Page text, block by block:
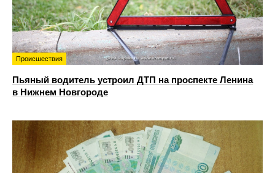
Происшествия
Пьяный водитель устроил ДТП на проспекте Ленина
в Нижнем Новгороде